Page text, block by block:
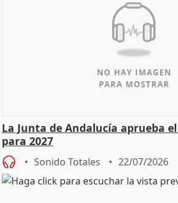
La Junta de Andalucía aprueba
para 2027
Sonido Totales 22/07/2026